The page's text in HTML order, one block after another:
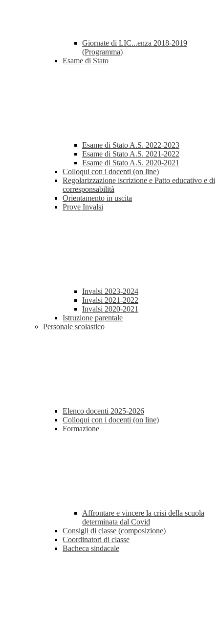
Giornate di LIC...enza 2018-2019
(Programma)
Esame di Stato
Esame di Stato A.S. 2022-2023
Esame di Stato A.S. 2021-2022
Esame di Stato A.S. 2020-2021
Colloqui con i docenti (on line)
Regolarizzazione iscrizione e Patto educativo e di
corresponsabilità
Orientamento in uscita
Prove Invalsi
Invalsi 2023-2024
Invalsi 2021-2022
Invalsi 2020-2021
Istruzione parentale
Personale scolastico
Elenco docenti 2025-2026
Colloqui con i docenti (on line)
Formazione
Affrontare e vincere la crisi della scuola
determinata dal Covid
Consigli di classe (composizione)
Coordinatori di classe
Bacheca sindacale